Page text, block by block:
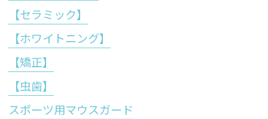
【セラミック】
【ホワイトニング】
【矯正】
【虫歯】
スポーツ用マウスガード